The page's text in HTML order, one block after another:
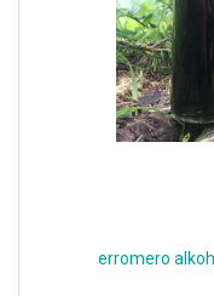
erromero